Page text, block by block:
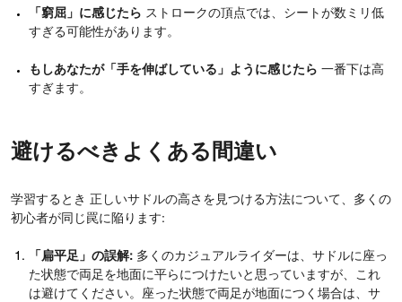
「窮屈」に感じたら ストロークの頂点では、シートが数ミリ低
すぎる可能性があります。
もしあなたが「手を伸ばしている」ように感じたら 一番下は高
すぎます。
避けるべきよくある間違い
学習するとき 正しいサドルの高さを見つける方法について、多くの
初心者が同じ罠に陥ります:
「扁平足」の誤解: 多くのカジュアルライダーは、サドルに座っ
た状態で両足を地面に平らにつけたいと思っていますが、これ
は避けてください。座った状態で両足が地面につく場合は、サ